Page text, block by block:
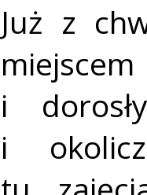
Już z
i
i